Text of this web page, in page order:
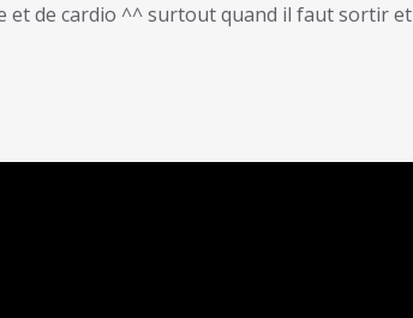
et de cardio ^^ surtout quand il faut sortir et